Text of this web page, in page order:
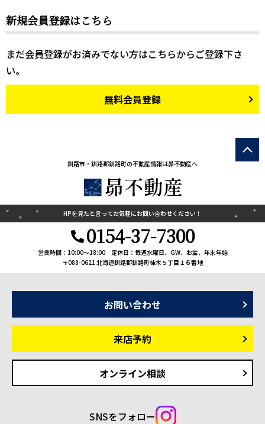
新規会員登録はこちら
まだ会員登録がお済みでない方はこちらからご登録下さ
い。
無料会員登録
釧路市・釧路郡釧路町の不動産情報は昴不動産へ
HPを見たと言ってお気軽にお問い合わせください！
0154-37-7300
営業時間：10:00〜18:00
定休日：毎週水曜日、GW、お盆、年末年始
〒088-0621 北海道釧路郡釧路町桂木５丁目１６番地
お問い合わせ
来店予約
オンライン相談
SNSをフォロー